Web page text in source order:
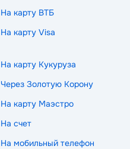
На карту ВТБ
На карту Visa
На карту Кукуруза
Через Золотую Корону
На карту Маэстро
На счет
На мобильный телефон